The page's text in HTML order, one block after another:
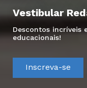
Vestibular
Descontos incríveis
educacionais!
Inscreva-se